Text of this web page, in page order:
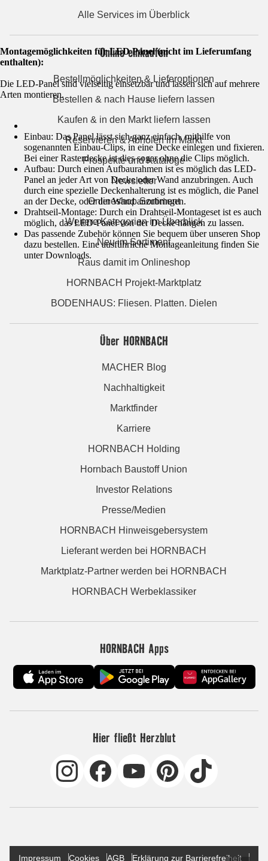
Montagemöglichkeiten für LED Panel (nicht im Lieferumfang
enthalten):
Die LED-Panel sind vielseitig einsetzbar und lassen sich auf mehrere
Arten montieren.
Einbau: Das Panel lässt sich ganz einfach, mithilfe von
sogenannten Einbau-Clips, in eine Decke einlegen und fixieren.
Bei einer Rasterdecke ist dies sogar ohne die Clips möglich.
Aufbau: Durch einen Aufbaurahmen ist es möglich das LED-
Panel an jeder Art von Decke oder Wand anzubringen. Auch
durch eine spezielle Deckenhalterung ist es möglich, die Panel
an der Decke, oder der Wand anzubringen.
Drahtseil-Montage: Durch ein Drahtseil-Montageset ist es auch
möglich, das LED-Panel von der Decke hängen zu lassen.
Das passende Zubehör können Sie bequem über unseren Shop
dazu bestellen. Eine ausführliche Montageanleitung finden Sie
unter Downloads.
Alle Services im Überblick
Online einkaufen
Bestellmöglichkeiten & Lieferoptionen
Bestellen & nach Hause liefern lassen
Kaufen & in den Markt liefern lassen
Reservieren & Abholen im Markt
Prospekte und Kataloge
Newsletter
Onlineshop Sortiment
Weitere Kategorien im Überblick
Neu im Sortiment
Raus damit im Onlineshop
HORNBACH Projekt-Marktplatz
BODENHAUS: Fliesen. Platten. Dielen
Über HORNBACH
MACHER Blog
Nachhaltigkeit
Marktfinder
Karriere
HORNBACH Holding
Hornbach Baustoff Union
Investor Relations
Presse/Medien
HORNBACH Hinweisgebersystem
Lieferant werden bei HORNBACH
Marktplatz-Partner werden bei HORNBACH
HORNBACH Werbeklassiker
HORNBACH Apps
Hier fließt Herzblut
Impressum Cookies AGB Erklärung zur Barrierefreiheit